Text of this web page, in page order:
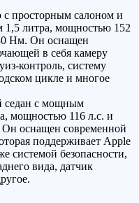
с просторным салоном и
литра, мощностью 152
Нм. Он оснащен
в себя камеру
контроль, систему
цикле и многое
седан с мощным
мощностью 116 л.с. и
оснащен современной
поддерживает Apple
системой безопасности,
вида, датчик